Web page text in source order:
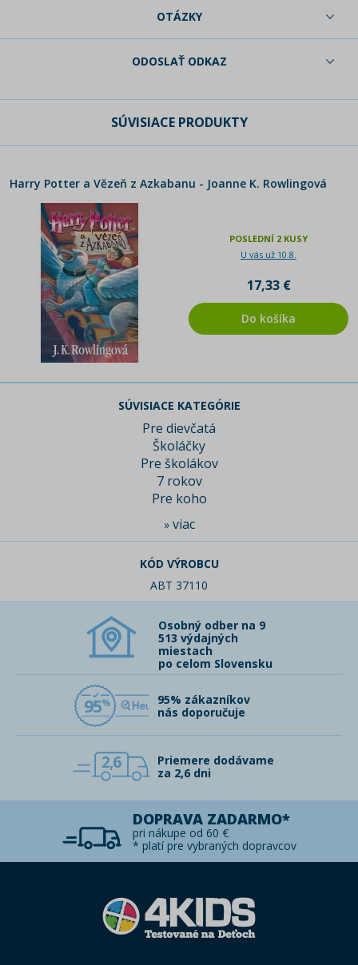
OTÁZKY
ODOSLAŤ ODKAZ
SÚVISIACE PRODUKTY
Harry Potter a Vězeň z Azkabanu - Joanne K. Rowlingová
POSLEDNÍ 2 KUSY
U vás už 10.8.
17,33 €
Do košíka
SÚVISIACE KATEGÓRIE
Pre dievčatá
Školáčky
Pre školákov
7 rokov
Pre koho
» viac
KÓD VÝROBCU
ABT 37110
Osobný odber na 9
513 výdajných
miestach
po celom Slovensku
95
95% zákazníkov
nás doporučuje
2,6
Priemere dodávame
za 2,6 dni
DOPRAVA ZADARMO*
pri nákupe od 60 €
* platí pre vybraných dopravcov